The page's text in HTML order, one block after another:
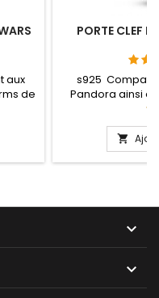
aux
de
cm
2cm
PORTE CLEF
s925
Pandora ainsi
notre site idéal
anniversaire,
L'ouverture
niveau


